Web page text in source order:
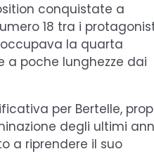
conquistate a
18 tra i
la quarta
a poche lunghezze dai
per Bertelle,
degli ultimi
a riprendere il suo